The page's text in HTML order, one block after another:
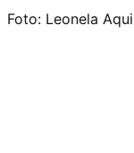
Foto: Leonela